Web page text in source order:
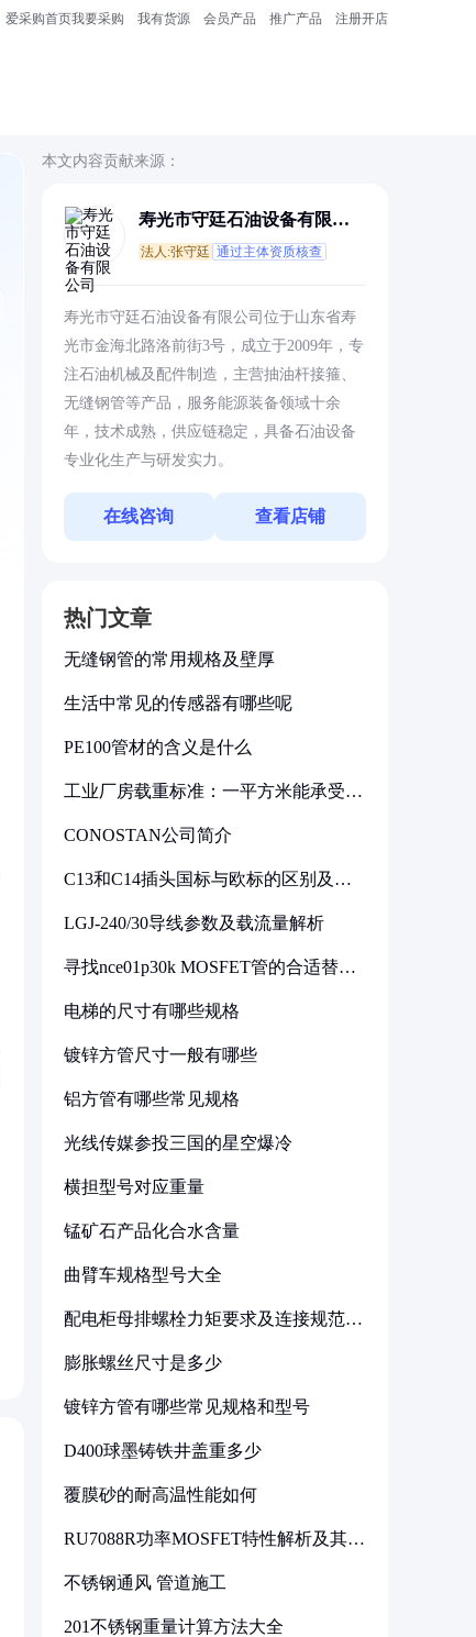
爱采购首页我要采购 我有货源 会员产品 推广产品 注册开店
本文内容贡献来源：
寿光市守廷石油设备有限公
法人:张守廷 通过主体资质核查
寿光市守廷石油设备有限公司位于山东省寿
光市金海北路洛前街3号，成立于2009年，专
注石油机械及配件制造，主营抽油杆接箍、
无缝钢管等产品，服务能源装备领域十余
年，技术成熟，供应链稳定，具备石油设备
专业化生产与研发实力。
在线咨询 查看店铺
热门文章
无缝钢管的常用规格及壁厚
生活中常见的传感器有哪些呢
PE100管材的含义是什么
工业厂房载重标准：一平方米能承受多
CONOSTAN公司简介
C13和C14插头国标与欧标的区别及其
LGJ-240/30导线参数及载流量解析
寻找nce01p30k MOSFET管的合适替代
电梯的尺寸有哪些规格
镀锌方管尺寸一般有哪些
铝方管有哪些常见规格
光线传媒参投三国的星空爆冷
横担型号对应重量
锰矿石产品化合水含量
曲臂车规格型号大全
配电柜母排螺栓力矩要求及连接规范详
膨胀螺丝尺寸是多少
镀锌方管有哪些常见规格和型号
D400球墨铸铁井盖重多少
覆膜砂的耐高温性能如何
RU7088R功率MOSFET特性解析及其在
不锈钢通风 管道施工
201不锈钢重量计算方法大全